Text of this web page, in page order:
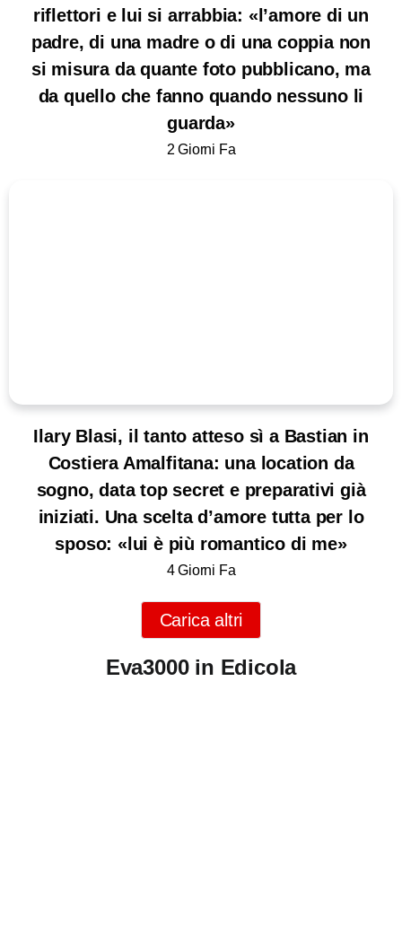
riflettori e lui si arrabbia: «l’amore di un
padre, di una madre o di una coppia non
si misura da quante foto pubblicano, ma
da quello che fanno quando nessuno li
guarda»
2 Giorni Fa
Ilary Blasi, il tanto atteso sì a Bastian in
Costiera Amalfitana: una location da
sogno, data top secret e preparativi già
iniziati. Una scelta d’amore tutta per lo
sposo: «lui è più romantico di me»
4 Giorni Fa
Carica altri
Eva3000 in Edicola